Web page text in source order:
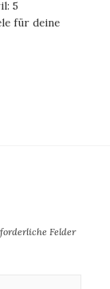
5
für deine
Felder